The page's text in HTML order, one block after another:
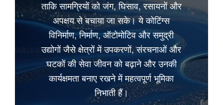
ताकि सामग्रियों को जंग, घिसाव, रसायनों और
अपक्षय से बचाया जा सके। ये कोटिंग्स
विनिर्माण, निर्माण, ऑटोमोटिव और समुद्री
उद्योगों जैसे क्षेत्रों में उपकरणों, संरचनाओं और
घटकों की सेवा जीवन को बढ़ाने और उनकी
कार्यक्षमता बनाए रखने में महत्वपूर्ण भूमिका
निभाती हैं।